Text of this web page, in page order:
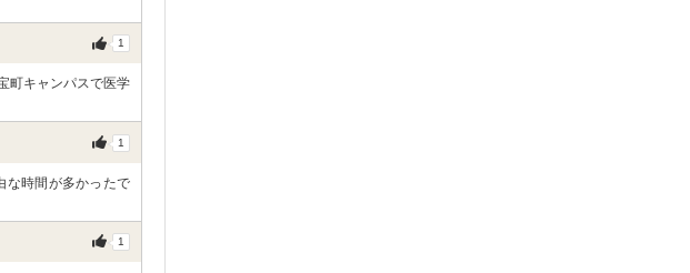
1
町キャンパスで医学
1
な時間が多かったで
1